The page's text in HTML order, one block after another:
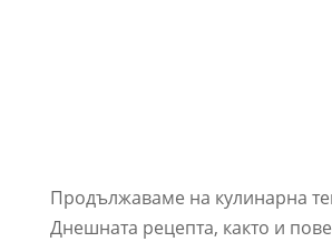
Продължаваме на кулинарна
Днешната рецепта, както и